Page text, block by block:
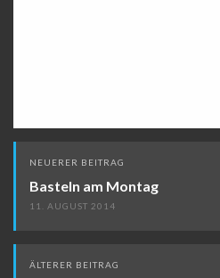
Beitragsnavigation
NEUERER BEITRAG
Basteln am Montag
11. AUGUST 2014
ÄLTERER BEITRAG